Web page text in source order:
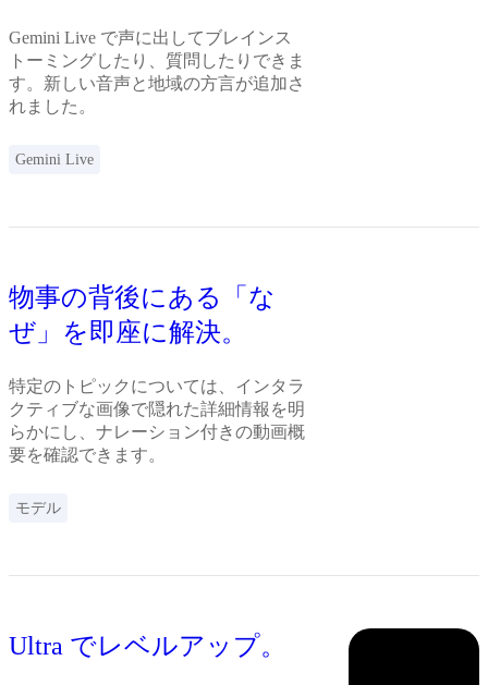
Gemini Live で声に出してブレインス
トーミングしたり、質問したりできま
す。新しい音声と地域の方言が追加さ
れました。
Gemini Live
物事の背後にある「な
ぜ」を即座に解決。
特定のトピックについては、インタラ
クティブな画像で隠れた詳細情報を明
らかにし、ナレーション付きの動画概
要を確認できます。
モデル
Ultra でレベルアップ。